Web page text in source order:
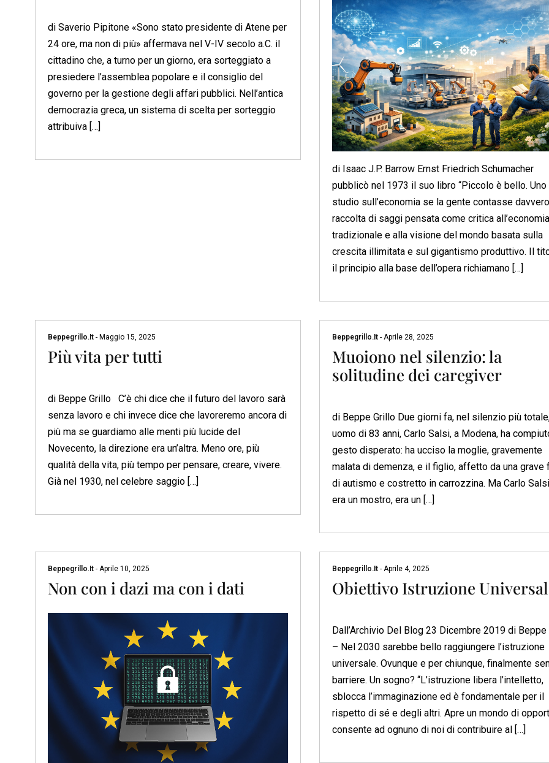
di Saverio Pipitone «Sono stato presidente di Atene per
24 ore, ma non di più» affermava nel V-IV secolo a.C. il
cittadino che, a turno per un giorno, era sorteggiato a
presiedere l’assemblea popolare e il consiglio del
governo per la gestione degli affari pubblici. Nell’antica
democrazia greca, un sistema di scelta per sorteggio
attribuiva […]
di Isaac J.P. Barrow Ernst Friedrich Schumacher
pubblicò nel 1973 il suo libro “Piccolo è bello. Uno
studio sull’economia se la gente contasse
raccolta di saggi pensata come critica all’economia
tradizionale e alla visione del mondo basata sulla
crescita illimitata e sul gigantismo produttivo. Il
il principio alla base dell’opera richiamano […]
Beppegrillo.it - Maggio 15, 2025
Più vita per tutti
di Beppe Grillo C’è chi dice che il futuro del lavoro sarà
senza lavoro e chi invece dice che lavoreremo ancora di
più ma se guardiamo alle menti più lucide del
Novecento, la direzione era un’altra. Meno ore, più
qualità della vita, più tempo per pensare, creare, vivere.
Già nel 1930, nel celebre saggio […]
Beppegrillo.it -Aprile 28, 2025
Muoiono nel silenzio: la
solitudine dei caregiver
di Beppe Grillo Due giorni fa, nel silenzio più
uomo di 83 anni, Carlo Salsi, a Modena, ha
gesto disperato: ha ucciso la moglie, gravemente
malata di demenza, e il figlio, affetto da una grave
di autismo e costretto in carrozzina. Ma Carlo
era un mostro, era un […]
Beppegrillo.it - Aprile 10, 2025
Non con i dazi ma con i dati
Beppegrillo.it -Aprile 4, 2025
Obiettivo Istruzione
Dall’Archivio Del Blog 23 Dicembre 2019 di Beppe
– Nel 2030 sarebbe bello raggiungere l’istruzione
universale. Ovunque e per chiunque, finalmente
barriere. Un sogno? “L’istruzione libera l’intelletto,
sblocca l’immaginazione ed è fondamentale per il
rispetto di sé e degli altri. Apre un mondo di
consente ad ognuno di noi di contribuire al […]